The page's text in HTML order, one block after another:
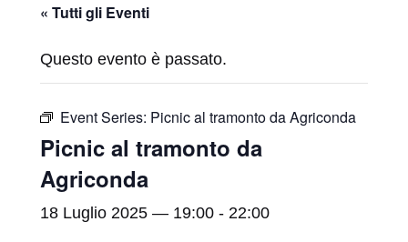
« Tutti gli Eventi
Questo evento è passato.
Event Series: Picnic al tramonto da Agriconda
Picnic al tramonto da
Agriconda
18 Luglio 2025 — 19:00 - 22:00